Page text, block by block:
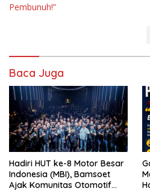
Pembunuh!”
Baca Juga
Hadiri HUT ke-8 Motor Besar
Indonesia (MBI), Bamsoet
Ajak Komunitas Otomotif